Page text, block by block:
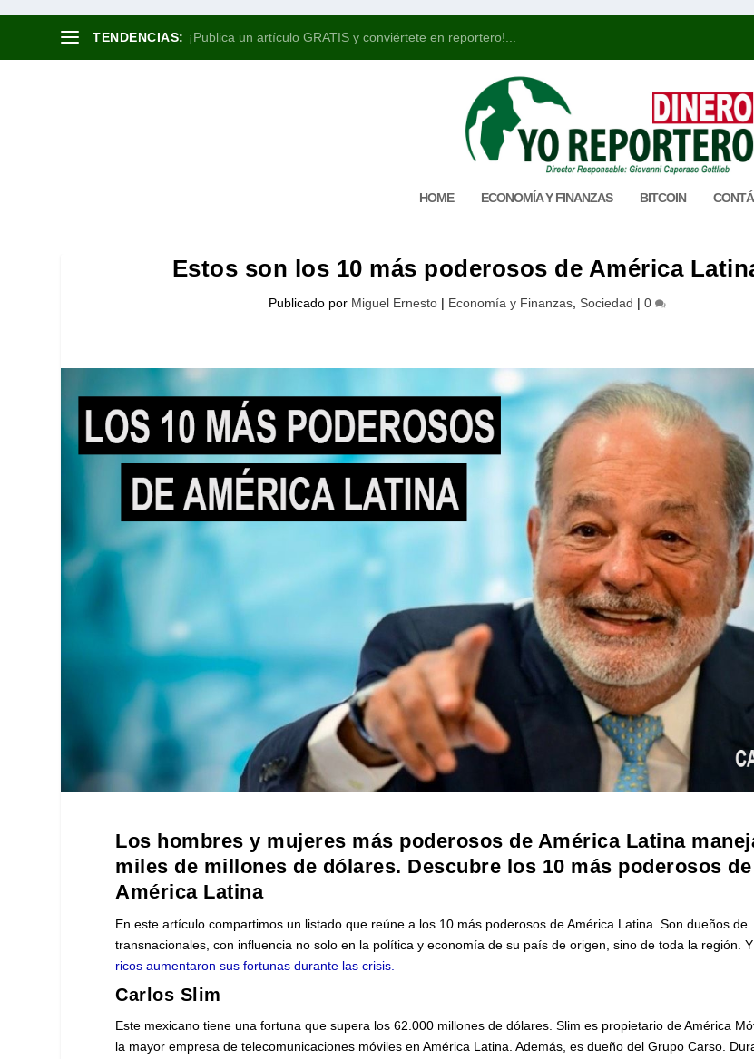
TENDENCIAS: ¡Publica un artículo GRATIS y conviértete en reportero!...
HOME ECONOMÍA Y FINANZAS BITCOIN
Estos son los 10 más poderosos de América
Publicado por Miguel Ernesto| Economía y Finanzas, Sociedad | 0
Los hombres y mujeres más poderosos de América Latina
miles de millones de dólares. Descubre los 10 más poderosos de
América Latina
En este artículo compartimos un listado que reúne a los 10 más poderosos de América Latina. Son dueños de
transnacionales, con influencia no solo en la política y economía de su país de origen, sino de toda la región. Y
ricos aumentaron sus fortunas durante las crisis.
Carlos Slim
Este mexicano tiene una fortuna que supera los 62.000 millones de dólares. Slim es propietario de América
la mayor empresa de telecomunicaciones móviles en América Latina. Además, es dueño del Grupo Carso.